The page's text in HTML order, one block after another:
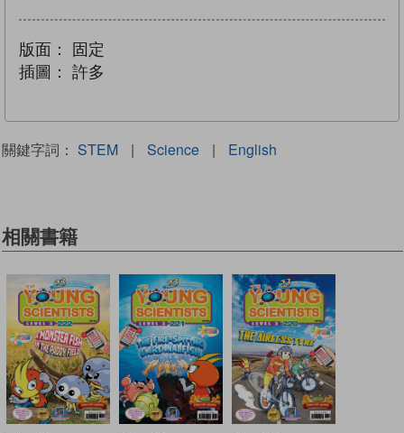
版面：
固定
插圖：
許多
關鍵字詞： STEM | Science | English
相關書籍